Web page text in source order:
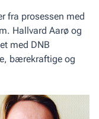
fra prosessen med
Hallvard Aarø og
med DNB
bærekraftige og